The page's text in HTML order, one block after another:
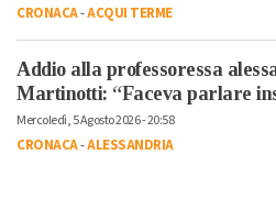
CRONACA-ACQUI TERME
Addio alla professoressa
Martinotti: “Faceva parlare
Mercoledì, 5 Agosto 2026 - 20:58
CRONACA-ALESSANDRIA